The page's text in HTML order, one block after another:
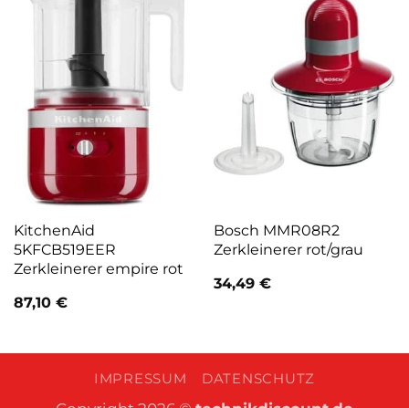
KitchenAid
5KFCB519EER
Zerkleinerer empire rot
87,10 €
Bosch MMR08R2
Zerkleinerer rot/grau
34,49 €
IMPRESSUM DATENSCHUTZ